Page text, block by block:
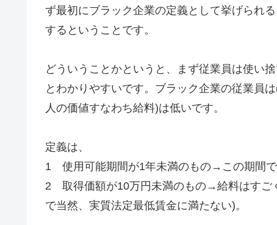
ず最初にブラック企業の定義として挙げられ
するということです。
どういうことかというと、まず従業員は使い
とわかりやすいです。ブラック企業の従業員
人の価値すなわち給料)は低いです。
定義は、
1 使用可能期間が1年未満のもの→この期間で
2 取得価額が10万円未満のもの→給料はすご
で当然、実質法定最低賃金に満たない)。